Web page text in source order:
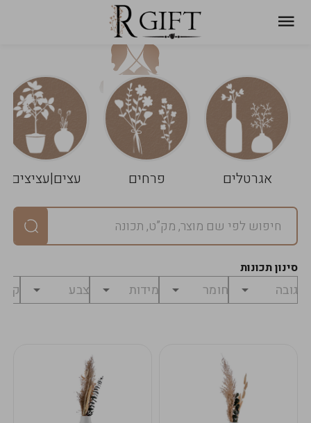
אגרטלים פרחים עצים|עציצים
סינון תכונות
עגלת
שלך
ניקוי
הסל
במארז
מחיר
לפני
₪0
לתשלום